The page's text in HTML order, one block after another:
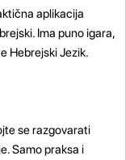
aplikacija
Ima puno igara,
Hebrejski Jezik.
se razgovarati
Samo praksa i